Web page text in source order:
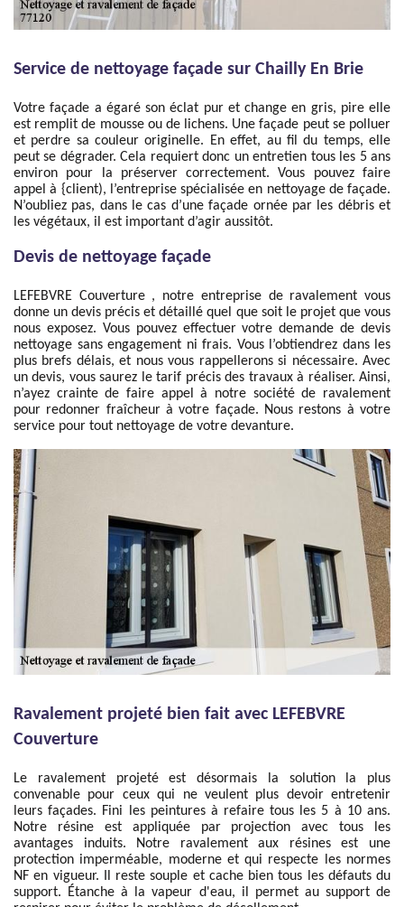
Service de nettoyage façade sur Chailly En Brie
Votre façade a égaré son éclat pur et change en gris, pire elle
est remplit de mousse ou de lichens. Une façade peut se polluer
et perdre sa couleur originelle. En effet, au fil du temps, elle
peut se dégrader. Cela requiert donc un entretien tous les 5 ans
environ pour la préserver correctement. Vous pouvez faire
appel à {client), l’entreprise spécialisée en nettoyage de façade.
N’oubliez pas, dans le cas d’une façade ornée par les débris et
les végétaux, il est important d’agir aussitôt.
Devis de nettoyage façade
LEFEBVRE Couverture , notre entreprise de ravalement vous
donne un devis précis et détaillé quel que soit le projet que vous
nous exposez. Vous pouvez effectuer votre demande de devis
nettoyage sans engagement ni frais. Vous l’obtiendrez dans les
plus brefs délais, et nous vous rappellerons si nécessaire. Avec
un devis, vous saurez le tarif précis des travaux à réaliser. Ainsi,
n’ayez crainte de faire appel à notre société de ravalement
pour redonner fraîcheur à votre façade. Nous restons à votre
service pour tout nettoyage de votre devanture.
Ravalement projeté bien fait avec LEFEBVRE
Couverture
Le ravalement projeté est désormais la solution la plus
convenable pour ceux qui ne veulent plus devoir entretenir
leurs façades. Fini les peintures à refaire tous les 5 à 10 ans.
Notre résine est appliquée par projection avec tous les
avantages induits. Notre ravalement aux résines est une
protection imperméable, moderne et qui respecte les normes
NF en vigueur. Il reste souple et cache bien tous les défauts du
support. Étanche à la vapeur d'eau, il permet au support de